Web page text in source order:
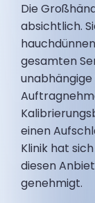
Die
absichtlich.
gesamten
einen
Klinik hat
diesen
genehmigt.